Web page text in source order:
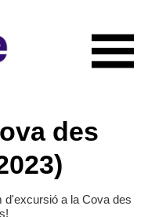
des
d'excursió a la Cova des